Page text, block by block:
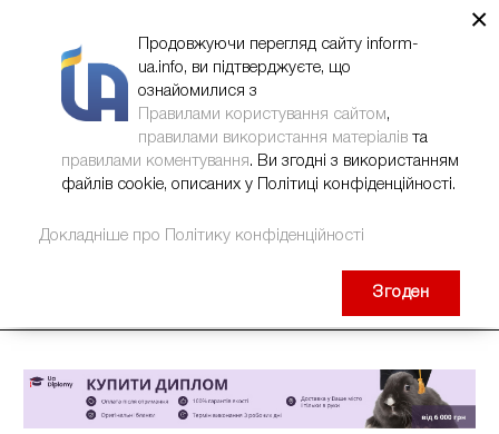
×
Продовжуючи перегляд сайту inform-
ua.info, ви підтверджуєте, що
ознайомилися з
Правилами користування сайтом,
правилами використання матеріалів та
правилами коментування. Ви згодні з використанням
файлів cookie, описаних у Політиці конфіденційності.
Докладніше про Політику конфіденційності
Згоден